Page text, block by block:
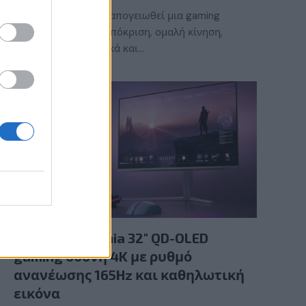
Τι χρειάζεται για να απογειωθεί μια gaming
εμπειρία; Γρήγορη απόκριση, ομαλή κίνηση,
εντυπωσιακά γραφικά και…
Νέα Philips Evnia 32″ QD-OLED
gaming οθόνη 4K με ρυθμό
ανανέωσης 165Hz και καθηλωτική
εικόνα